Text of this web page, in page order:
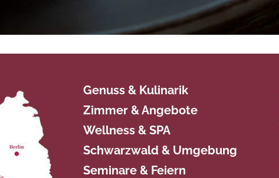
Genuss & Kulinarik
Zimmer & Angebote
Wellness & SPA
Schwarzwald & Umgebung
Seminare & Feiern